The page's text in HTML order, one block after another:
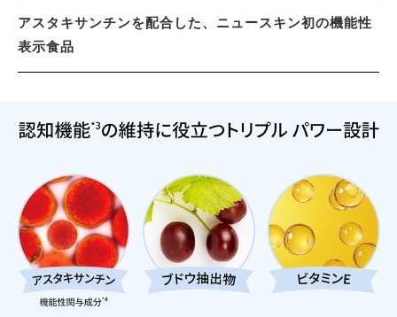
アスタキサンチンを配合した、ニュースキン初の機能性
表示食品